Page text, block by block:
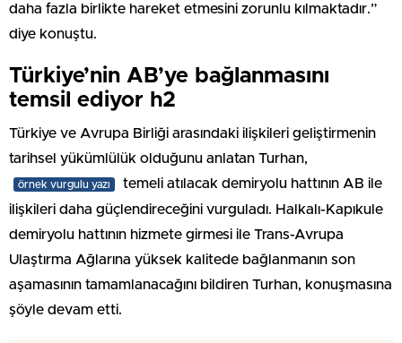
daha fazla birlikte hareket etmesini zorunlu kılmaktadır.”
diye konuştu.
Türkiye’nin AB’ye bağlanmasını
temsil ediyor h2
Türkiye ve Avrupa Birliği arasındaki ilişkileri geliştirmenin
tarihsel yükümlülük olduğunu anlatan Turhan,
örnek vurgulu yazı
temeli atılacak demiryolu hattının AB ile
ilişkileri daha güçlendireceğini vurguladı. Halkalı-Kapıkule
demiryolu hattının hizmete girmesi ile Trans-Avrupa
Ulaştırma Ağlarına yüksek kalitede bağlanmanın son
aşamasının tamamlanacağını bildiren Turhan, konuşmasına
şöyle devam etti.